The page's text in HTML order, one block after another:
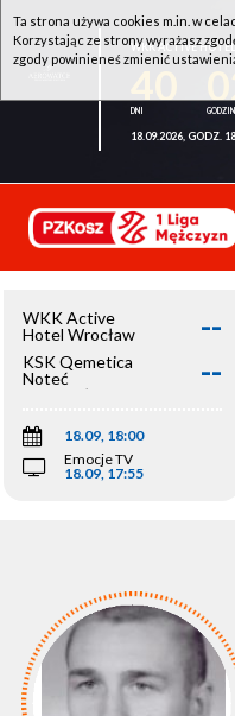
WKK ACTIVE
18.09.2026, GODZ.
WKK Active
Hotel Wrocław
--
KSK Qemetica
Noteć
Inowrocław
--
18.09, 18:00
Emocje TV
18.09, 17:55
Ta strona używa cookies m.in. w
Korzystając ze strony wyrażasz
zgody powinieneś zmienić